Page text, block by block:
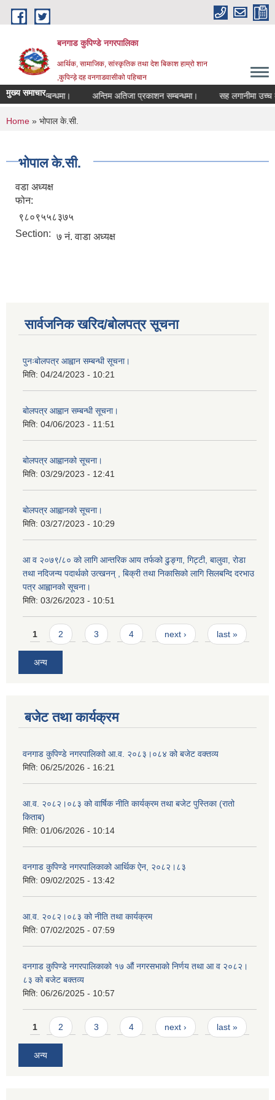
Skip to main content
बनगाड कुपिण्डे नगरपालिका
आर्थिक, सामाजिक, सांस्कृतिक तथा देश बिकाश हाम्रो शान
,कुपिन्ड़े दह वनगाडवासीको पहिचान
मुख्य समाचार
गरिएको सम्बन्धमा। अन्तिम अतिजा प्रकाशन सम्बन्धमा। सह लगानीमा उच्च
You are here
Home » भोपाल के.सी.
भोपाल के.सी.
वडा अध्यक्ष
फोन:
९८०९५५८३७५
Section: ७ नं. वाडा अध्यक्ष
सार्वजनिक खरिद/बोलपत्र सूचना
पुनःबोलपत्र आह्वान सम्बन्धी सूचना।
मिति: 04/24/2023 - 10:21
बोलपत्र आह्वान सम्बन्धी सूचना।
मिति: 04/06/2023 - 11:51
बोलपत्र आह्वानको सूचना।
मिति: 03/29/2023 - 12:41
बोलपत्र आह्वानको सूचना।
मिति: 03/27/2023 - 10:29
आ व २०७९/८० को लागि आन्तरिक आय तर्फको ढुङ्गा, गिट्टी, बालुवा, रोडा
तथा नदिजन्य पदार्थको उत्खनन् , बिक्री तथा निकासिको लागि सिलबन्दि दरभाउ
पत्र आह्वानको सूचना।
मिति: 03/26/2023 - 10:51
Pages
1 2 3 4 next › last »
अन्य
बजेट तथा कार्यक्रम
वनगाड कुपिण्डे नगरपालिकाो आ.व. २०८३।०८४ को बजेट वक्तव्य
मिति: 06/25/2026 - 16:21
आ.व. २०८२।०८३ को वार्षिक नीति कार्यक्रम तथा बजेट पुस्तिका (रातो
किताब)
मिति: 01/06/2026 - 10:14
वनगाड कुपिण्डे नगरपालिकाको आर्थिक ऐन, २०८२।८३
मिति: 09/02/2025 - 13:42
आ.व. २०८२।०८३ को नीति तथा कार्यक्रम
मिति: 07/02/2025 - 07:59
वनगाड कुपिण्डे नगरपालिकाको १७ ‍औं नगरसभाको निर्णय तथा आ व २०८२।
८३ को बजेट बक्तव्य
मिति: 06/26/2025 - 10:57
Pages
1 2 3 4 next › last »
अन्य